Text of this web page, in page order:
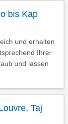
bis Kap
und erhalten
Ihrer
und lassen
Taj